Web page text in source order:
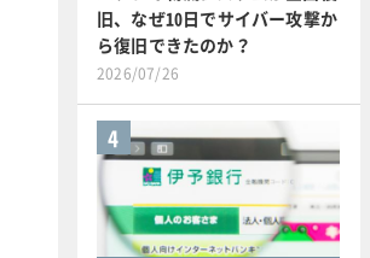
旧、なぜ10日でサイバー攻撃か
ら復旧できたのか？
2026/07/26
4